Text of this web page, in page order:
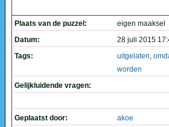
Plaats van de puzzel:
eigen maaksel
Datum:
28 juli 2015
Tags:
uitgelaten,
worden
Gelijkluidende vragen:
Geplaatst door: akoe